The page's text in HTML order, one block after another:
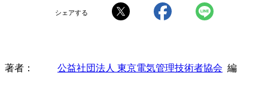
シェアする
著者 公益社団法人 東京電気管理技術者協会 編